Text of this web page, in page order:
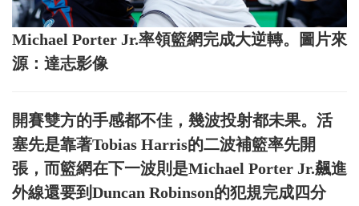
Michael Porter Jr.率領籃網完成大逆轉。圖片來
源：達志影像
開賽雙方的手感都不佳，幾波投射都未果。活
塞先是靠著Tobias Harris的二波補籃率先開
張，而籃網在下一波則是Michael Porter Jr.飆進
外線還要到Duncan Robinson的犯規完成四分